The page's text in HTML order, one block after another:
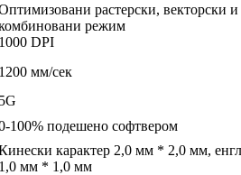
растерски, векторски и
режим
1000 DPI
1200 мм/сек
5G
100% подешено софтвером
карактер 2,0 мм * 2,0 мм,
1,0 мм * 1,0 мм